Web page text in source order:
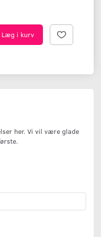
Læg i kurv
her. Vi vil være glade